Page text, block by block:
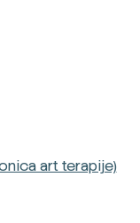
art terapije)